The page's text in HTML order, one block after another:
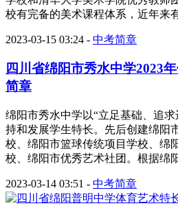
校有完备的美术课程体系，近年来
2023-03-15 03:24 - 中考简章
四川省绵阳市秀水中学2023
简章
绵阳市秀水中学以“立足基础、追
持和发展学生特长。先后创建绵阳
校、绵阳市篮球传统项目学校、绵
校、绵阳市优秀艺术社团。根据绵
2023-03-14 03:51 - 中考简章